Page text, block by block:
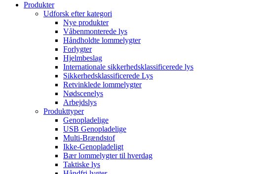
Produkter
Udforsk efter kategori
Nye produkter
Våbenmonterede lys
Håndholdte lommelygter
Forlygter
Hjelmbeslag
Internationale sikkerhedsklassificerede lys
Sikkerhedsklassificerede Lys
Retvinklede lommelygter
Nødscenelys
Arbejdslys
Produkttyper
Genopladelige
USB Genopladelige
Multi-Brændstof
Ikke-Genopladeligt
Bær lommelygter til hverdag
Taktiske lys